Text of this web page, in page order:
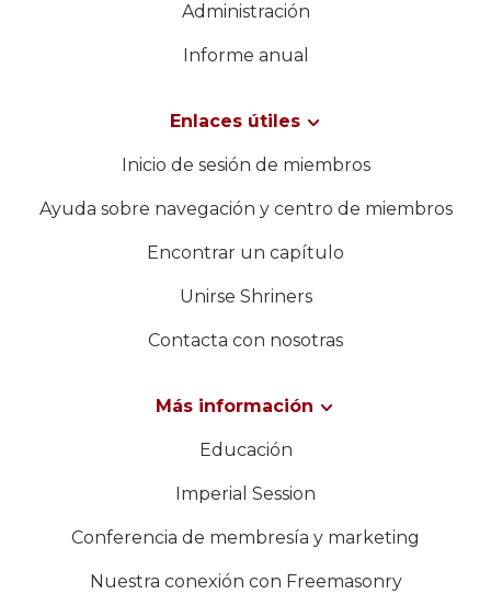
Administración
Informe anual
Enlaces útiles
Inicio de sesión de miembros
Ayuda sobre navegación y centro de miembros
Encontrar un capítulo
Unirse Shriners
Contacta con nosotras
Más información
Educación
Imperial Session
Conferencia de membresía y marketing
Nuestra conexión con Freemasonry